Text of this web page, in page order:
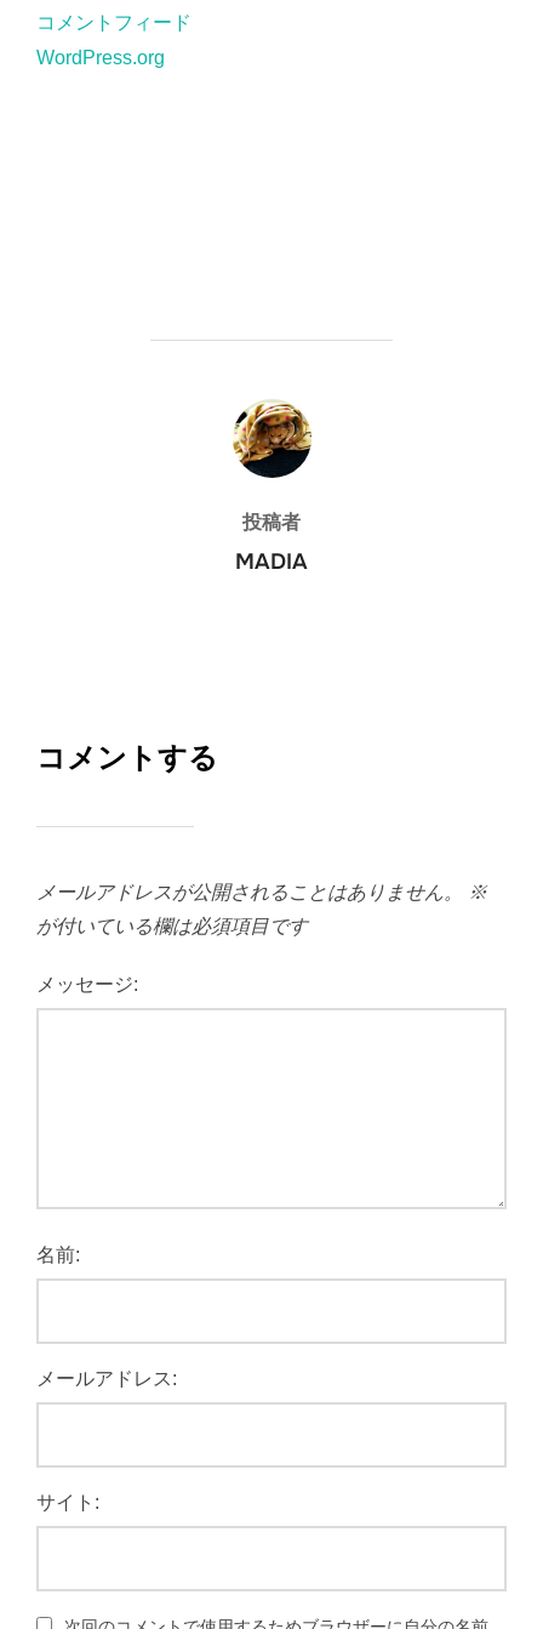
コメントフィード
WordPress.org
投稿者
投稿者
MADIA
コメントする
メールアドレスが公開されることはありません。
※
が付いている欄は必須項目です
メッセージ:
名前:
メールアドレス:
サイト: